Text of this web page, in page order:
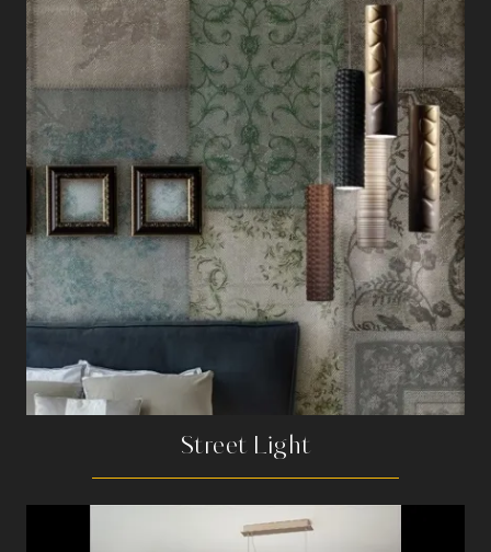
Street Light